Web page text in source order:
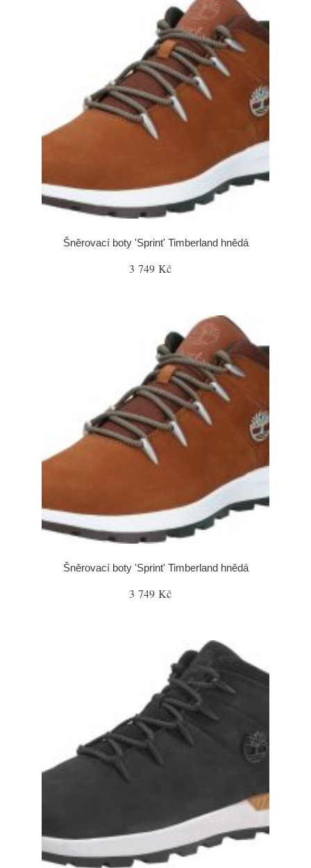
Šněrovací boty 'Sprint' Timberland hnědá
3 749 Kč
Šněrovací boty 'Sprint' Timberland hnědá
3 749 Kč